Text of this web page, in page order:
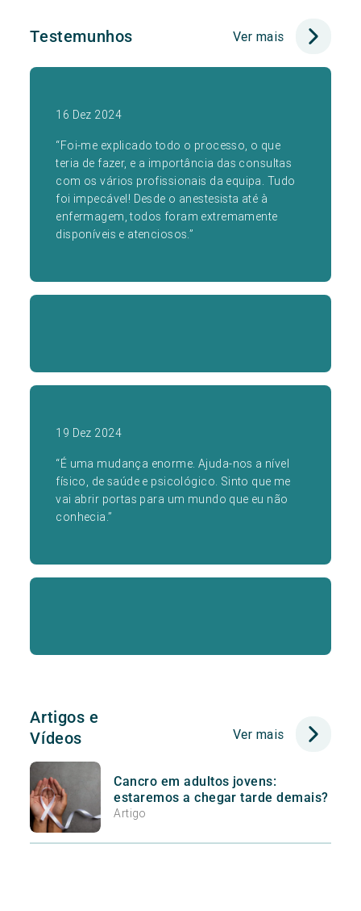
Testemunhos Ver mais
16 Dez 2024
“Foi-me explicado todo o processo, o que
teria de fazer, e a importância das consultas
com os vários profissionais da equipa. Tudo
foi impecável! Desde o anestesista até à
enfermagem, todos foram extremamente
disponíveis e atenciosos.”
19 Dez 2024
“É uma mudança enorme. Ajuda-nos a nível
físico, de saúde e psicológico. Sinto que me
vai abrir portas para um mundo que eu não
conhecia.”
Artigos e
Vídeos
Ver mais
Cancro em adultos jovens:
estaremos a chegar tarde demais?
Artigo